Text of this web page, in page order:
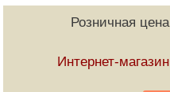
Розничная цена
Интернет-магазин